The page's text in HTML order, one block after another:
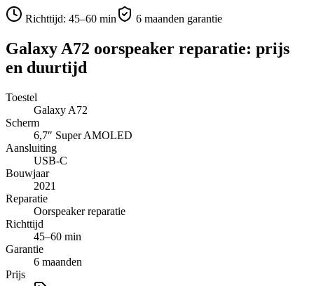
Richttijd: 45–60 min 6 maanden garantie
Galaxy A72 oorspeaker reparatie: prijs
en duurtijd
Toestel
Galaxy A72
Scherm
6,7″ Super AMOLED
Aansluiting
USB-C
Bouwjaar
2021
Reparatie
Oorspeaker reparatie
Richttijd
45–60 min
Garantie
6 maanden
Prijs